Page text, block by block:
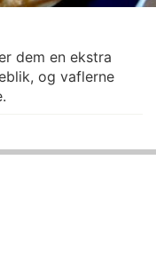
dem en ekstra
og vaflerne